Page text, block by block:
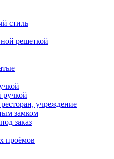
стиль
решеткой
ручкой
учреждение
замком
заказ
проёмов